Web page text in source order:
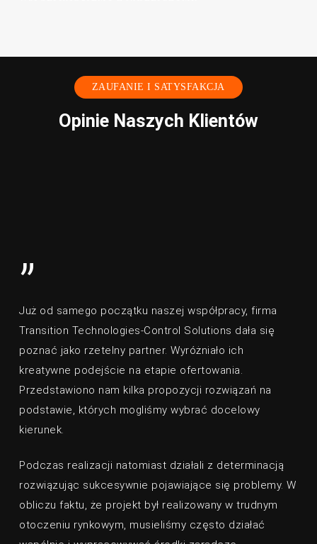
ZAUFANIE I SATYSFAKCJA
Opinie Naszych Klientów
”
Już od samego początku naszej współpracy, firma
Transition Technologies-Control Solutions dała się
poznać jako rzetelny partner. Wyróżniało ich
kreatywne podejście na etapie ofertowania.
Przedstawiono nam kilka propozycji rozwiązań na
podstawie, których mogliśmy wybrać docelowy
kierunek.
Podczas realizacji natomiast działali z determinacją
rozwiązując sukcesywnie pojawiające się problemy. W
obliczu faktu, że projekt był realizowany w trudnym
otoczeniu rynkowym, musieliśmy często działać